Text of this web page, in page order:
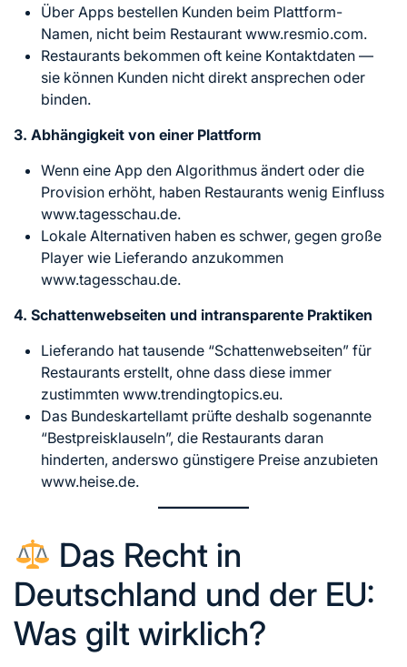
Über Apps bestellen Kunden beim Plattform-
Namen, nicht beim Restaurant www.resmio.com.
Restaurants bekommen oft keine Kontaktdaten —
sie können Kunden nicht direkt ansprechen oder
binden.
3. Abhängigkeit von einer Plattform
Wenn eine App den Algorithmus ändert oder die
Provision erhöht, haben Restaurants wenig Einfluss
www.tagesschau.de.
Lokale Alternativen haben es schwer, gegen große
Player wie Lieferando anzukommen
www.tagesschau.de.
4. Schattenwebseiten und intransparente Praktiken
Lieferando hat tausende “Schattenwebseiten” für
Restaurants erstellt, ohne dass diese immer
zustimmten www.trendingtopics.eu.
Das Bundeskartellamt prüfte deshalb sogenannte
“Bestpreisklauseln”, die Restaurants daran
hinderten, anderswo günstigere Preise anzubieten
www.heise.de.
Das Recht in
Deutschland und der EU:
Was gilt wirklich?